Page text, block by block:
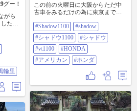
グー！
がら
た！
ーう
ドウ
ン #ホ
輪里
この前の火曜日に大阪からただ中
古車をみるだけの為に東京まで日
ら道志みちを通って下道で帰ろう
と走ってたらスマホホルダーの防
振ゴムが千切れてスマホ無しで適
当に帰ってたら大回りしてたみた
いで岐阜県の土岐まで下道であと
は時間がないので高速で… 日帰り
で1000㌔超えはさすがに疲れたけ
ど迷いなら色んな道を走れたのは
良かったかな？😚 #shadow1100
#shadow #シャドウ1100 #シャドウ
#VT1100 #HONDA #アメリカン #ホ
ンダ
#Shadow1100
#shadow
#シャドウ1100
#シャドウ
#vt1100
#HONDA
#アメリカン
#ホンダ